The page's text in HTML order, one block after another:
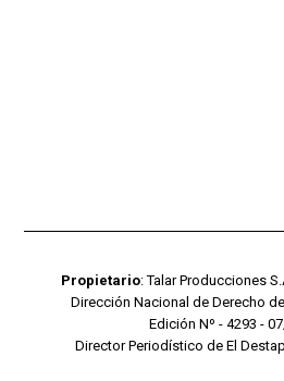
Propietario: Talar Producciones
Dirección Nacional de Derecho
Edición Nº - 4293 -
Director Periodístico de El